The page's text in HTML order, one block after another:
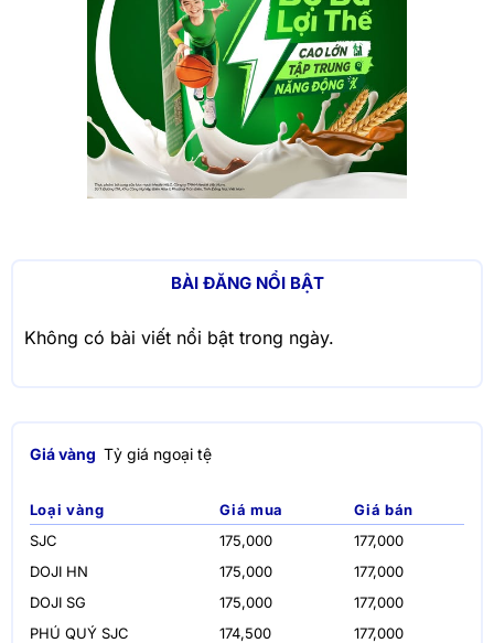
BÀI ĐĂNG NỔI BẬT
Không có bài viết nổi bật trong ngày.
Giá vàng Tỷ giá ngoại tệ
Loại vàng Giá mua
Giá bán
SJC
175,000
177,000
DOJI HN
175,000
177,000
DOJI SG
175,000
177,000
PHÚ QUÝ SJC
174,500
177,000